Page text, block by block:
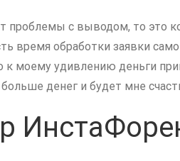
проблемы с выводом, то это
время обработки заявки
к моему удивлению деньги
денег и будет мне